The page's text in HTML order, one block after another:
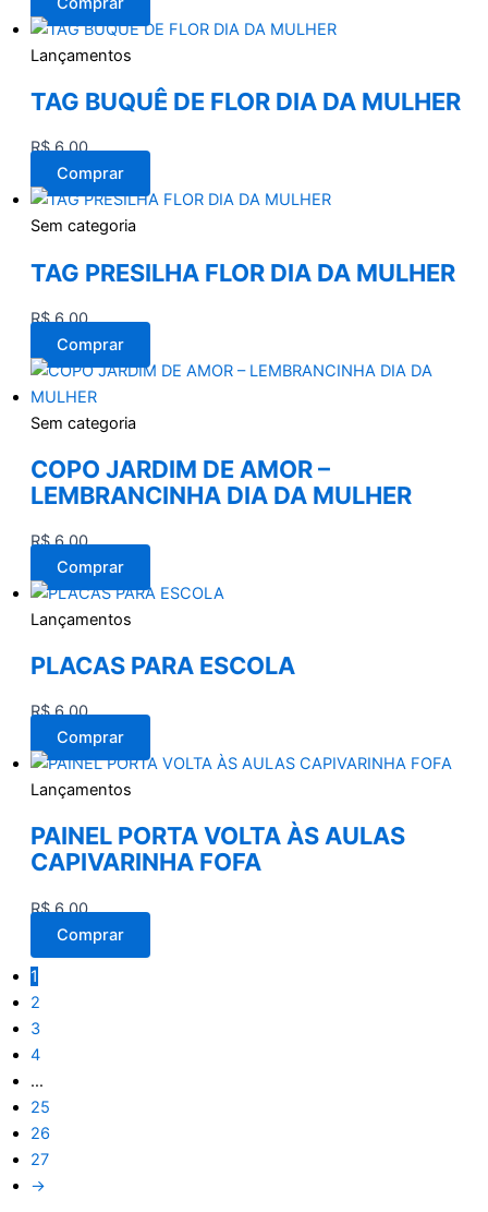
Lançamentos
TAG BUQUÊ DE FLOR DIA DA MULHER
R$6,00
Comprar
Sem categoria
TAG PRESILHA FLOR DIA DA MULHER
R$6,00
Comprar
Sem categoria
COPO JARDIM DE AMOR –
LEMBRANCINHA DIA DA MULHER
R$6,00
Comprar
Lançamentos
PLACAS PARA ESCOLA
R$6,00
Comprar
Lançamentos
PAINEL PORTA VOLTA ÀS AULAS
CAPIVARINHA FOFA
R$6,00
Comprar
1
2
3
4
…
25
26
27
→